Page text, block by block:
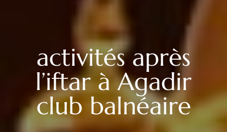
activités après
l’iftar à Agadir
club balnéaire